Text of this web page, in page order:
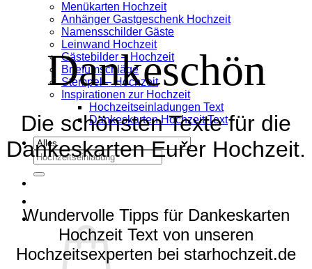
Menükarten Hochzeit
Anhänger Gastgeschenk Hochzeit
Namensschilder Gäste
Leinwand Hochzeit
Gästebilder – Hochzeit
Briefumschläge
Stempel – Hochzeit
Inspirationen zur Hochzeit
Hochzeitseinladungen Text
Dankeskarten Hochzeit Text
Suchen
nach:
Dankeschön
Die schönsten Texte für die
Dankeskarten Eurer Hochzeit.
Wundervolle Tipps für Dankeskarten
Hochzeit Text von unseren
Hochzeitsexperten bei starhochzeit.de